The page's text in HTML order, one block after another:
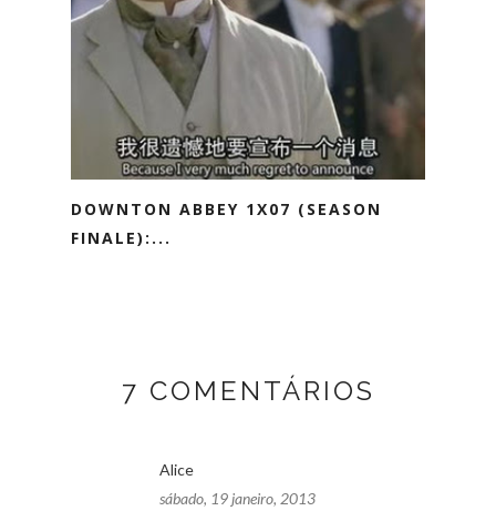
DOWNTON ABBEY 1X07 (SEASON
FINALE):...
7 COMENTÁRIOS
Alice
sábado, 19 janeiro, 2013